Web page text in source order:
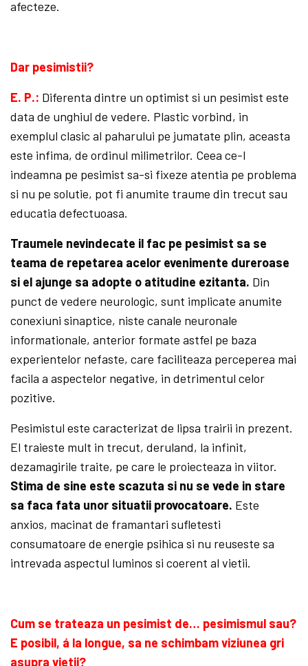
afecteze.
Dar pesimistii?
E. P.: Diferenta dintre un optimist si un pesimist este
data de unghiul de vedere. Plastic vorbind, in
exemplul clasic al paharului pe jumatate plin, aceasta
este infima, de ordinul milimetrilor. Ceea ce-l
indeamna pe pesimist sa-si fixeze atentia pe problema
si nu pe solutie, pot fi anumite traume din trecut sau
educatia defectuoasa.
Traumele nevindecate il fac pe pesimist sa se
teama de repetarea acelor evenimente dureroase
si el ajunge sa adopte o atitudine ezitanta. Din
punct de vedere neurologic, sunt implicate anumite
conexiuni sinaptice, niste canale neuronale
informationale, anterior formate astfel pe baza
experientelor nefaste, care faciliteaza perceperea mai
facila a aspectelor negative, in detrimentul celor
pozitive.
Pesimistul este caracterizat de lipsa trairii in prezent.
El traieste mult in trecut, deruland, la infinit,
dezamagirile traite, pe care le proiecteaza in vii­tor.
Stima de sine este scazuta si nu se vede in stare
sa faca fata unor situatii provocatoare. Este
anxios, macinat de framantari sufletesti
consumatoare de energie psihica si nu reuseste sa
intrevada aspectul luminos si coerent al vietii.
Cum se trateaza un pesimist de… pesimismul sau?
E posibil, á la longue, sa ne schimbam viziunea gri
asupra vietii?